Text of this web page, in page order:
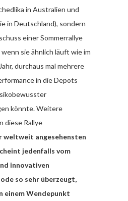
in Australien und
in Deutschland), sondern
einer Sommerrallye
sie ähnlich läuft wie im
durchaus mal mehrere
in die Depots
könnte. Weitere
diese Rallye
weltweit angesehensten
jedenfalls vom
innovativen
so sehr überzeugt,
einem Wendepunkt